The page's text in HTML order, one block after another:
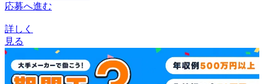
応募へ進む
詳しく
見る